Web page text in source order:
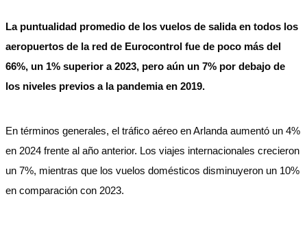
La puntualidad promedio de los vuelos de salida en todos los
aeropuertos de la red de Eurocontrol fue de poco más del
66%, un 1% superior a 2023, pero aún un 7% por debajo de
los niveles previos a la pandemia en 2019.
En términos generales, el tráfico aéreo en Arlanda aumentó un 4%
en 2024 frente al año anterior. Los viajes internacionales crecieron
un 7%, mientras que los vuelos domésticos disminuyeron un 10%
en comparación con 2023.